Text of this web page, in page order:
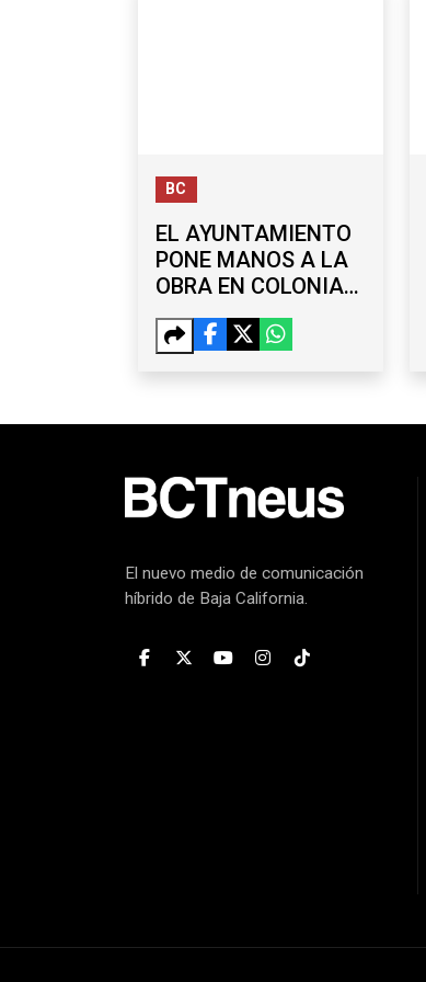
BC
EL AYUNTAMIENTO
PONE MANOS A LA
OBRA EN COLONIAS
DE OTAY, LA MESA Y
SÁNCHEZ TABOADA
El nuevo medio de comunicación
híbrido de Baja California.